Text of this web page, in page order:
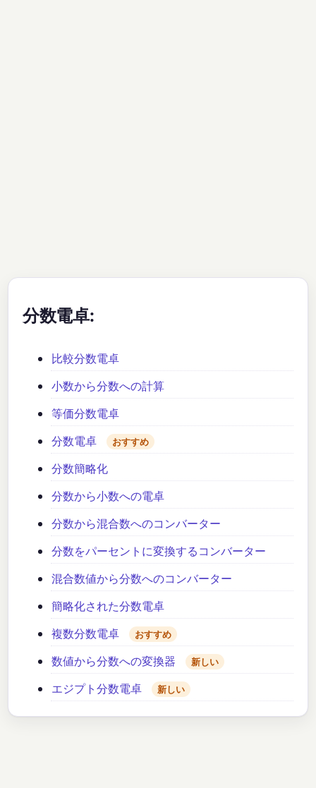
分数電卓:
比較分数電卓
小数から分数への計算
等価分数電卓
分数電卓
おすすめ
分数簡略化
分数から小数への電卓
分数から混合数へのコンバーター
分数をパーセントに変換するコンバーター
混合数値から分数へのコンバーター
簡略化された分数電卓
複数分数電卓
おすすめ
数値から分数への変換器 新しい
エジプト分数電卓 新しい